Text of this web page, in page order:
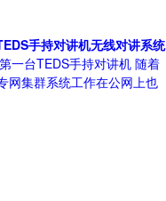
手持对讲机无线对讲系统
一台TEDS手持对讲机 随着
网集群系统工作在公网上也